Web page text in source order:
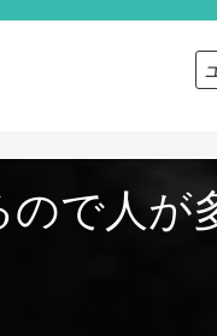
で人が